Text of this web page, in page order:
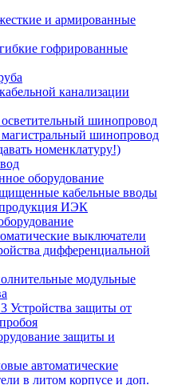
и армированные
гофрированные
канализации
осветительный шинопровод
магистральный шинопровод
номенклатуру!)
оборудование
кабельные вводы
продукция ИЭК
выключатели
дифференциальной
модульные
Устройства защиты от
защиты и
автоматические
в литом корпусе и доп.